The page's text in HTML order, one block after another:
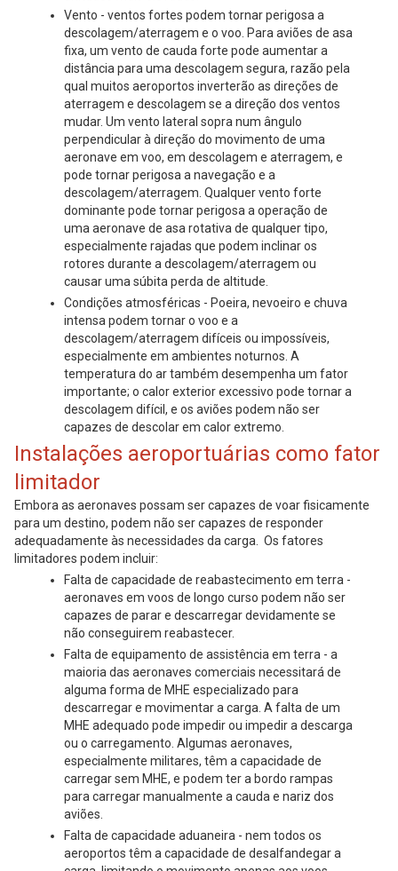
Vento - ventos fortes podem tornar perigosa a
descolagem/aterragem e o voo. Para aviões de asa
fixa, um vento de cauda forte pode aumentar a
distância para uma descolagem segura, razão pela
qual muitos aeroportos inverterão as direções de
aterragem e descolagem se a direção dos ventos
mudar. Um vento lateral sopra num ângulo
perpendicular à direção do movimento de uma
aeronave em voo, em descolagem e aterragem, e
pode tornar perigosa a navegação e a
descolagem/aterragem. Qualquer vento forte
dominante pode tornar perigosa a operação de
uma aeronave de asa rotativa de qualquer tipo,
especialmente rajadas que podem inclinar os
rotores durante a descolagem/aterragem ou
causar uma súbita perda de altitude.
Condições atmosféricas - Poeira, nevoeiro e chuva
intensa podem tornar o voo e a
descolagem/aterragem difíceis ou impossíveis,
especialmente em ambientes noturnos. A
temperatura do ar também desempenha um fator
importante; o calor exterior excessivo pode tornar a
descolagem difícil, e os aviões podem não ser
capazes de descolar em calor extremo.
Instalações aeroportuárias como fator
limitador
Embora as aeronaves possam ser capazes de voar fisicamente
para um destino, podem não ser capazes de responder
adequadamente às necessidades da carga. Os fatores
limitadores podem incluir:
Falta de capacidade de reabastecimento em terra -
aeronaves em voos de longo curso podem não ser
capazes de parar e descarregar devidamente se
não conseguirem reabastecer.
Falta de equipamento de assistência em terra - a
maioria das aeronaves comerciais necessitará de
alguma forma de MHE especializado para
descarregar e movimentar a carga. A falta de um
MHE adequado pode impedir ou impedir a descarga
ou o carregamento. Algumas aeronaves,
especialmente militares, têm a capacidade de
carregar sem MHE, e podem ter a bordo rampas
para carregar manualmente a cauda e nariz dos
aviões.
Falta de capacidade aduaneira - nem todos os
aeroportos têm a capacidade de desalfandegar a